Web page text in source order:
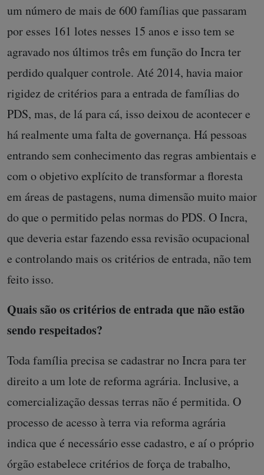
um número de mais de 600 famílias que passaram
por esses 161 lotes nesses 15 anos e isso tem se
agravado nos últimos três em função do Incra ter
perdido qualquer controle. Até 2014, havia maior
rigidez de critérios para a entrada de famílias do
PDS, mas, de lá para cá, isso deixou de acontecer e
há realmente uma falta de governança. Há pessoas
entrando sem conhecimento das regras ambientais e
com o objetivo explícito de transformar a floresta
em áreas de pastagens, numa dimensão muito maior
do que o permitido pelas normas do PDS. O Incra,
que deveria estar fazendo essa revisão ocupacional
e controlando mais os critérios de entrada, não tem
feito isso.
Quais são os critérios de entrada que não estão
sendo respeitados?
Toda família precisa se cadastrar no Incra para ter
direito a um lote de reforma agrária. Inclusive, a
comercialização dessas terras não é permitida. O
processo de acesso à terra via reforma agrária
indica que é necessário esse cadastro, e aí o próprio
órgão estabelece critérios de força de trabalho,